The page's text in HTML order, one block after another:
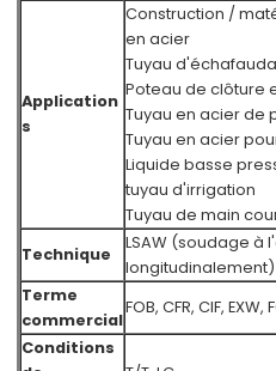
Application
s
Construction /
en acier
Tuyau
Poteau de clôture
Tuyau en acier de
Tuyau en acier
Liquide basse
tuyau d'irrigation
Tuyau de main
Technique
LSAW (soudage à
longitudinalement)
Terme
commercial
FOB, CFR, CIF, EXW,
Conditions